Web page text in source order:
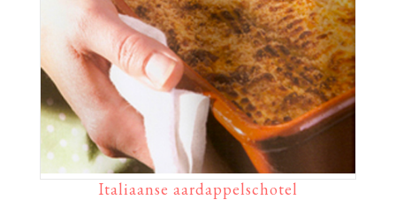
Italiaanse aardappelschotel